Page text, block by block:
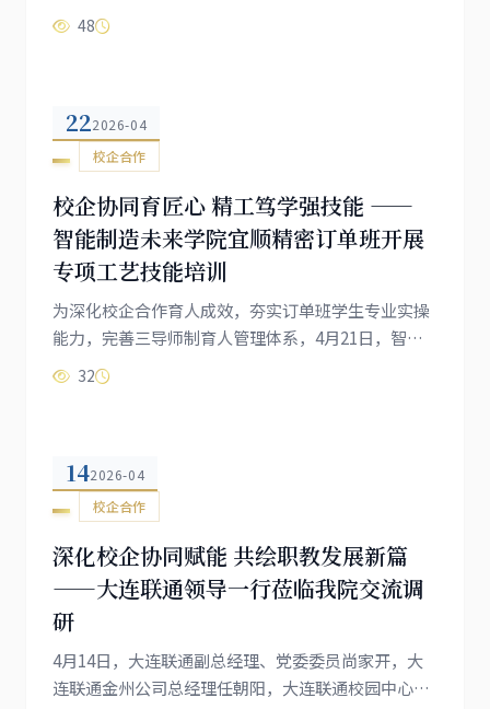
先战略，精准搭建校企供需对接桥梁，助力毕业生高
质量就业。4月22日，恒力重工集团宣讲招聘会在我
老师主持，智能制造未来学院机械、电气类专业300
余名学子齐聚现场，氛围热烈，为校企协同育人、精
准输才筑牢了坚实根基。4月21日，...
48
222026-04
校企合作
校企协同育匠心 精工笃学强技能 ——
智能制造未来学院宜顺精密订单班开展
专项工艺技能培训
为深化校企合作育人成效，夯实订单班学生专业实操
能力，完善三导师制育人管理体系，4月21日，智能
制造未来学院特邀大连宜顺精密制造股份有限公司资
深工程师李恩来走进课堂，为订单班学子开展精密制
聘任其加入订单班育人团队，进一步强化校企师资协
同，夯实人才培养支撑。智能制造未来学院教学主任
杨杉与实践教学主任乔文澍莅临培...
32
142026-04
校企合作
深化校企协同赋能 共绘职教发展新篇
——大连联通领导一行莅临我院交流调
研
4月14日，大连联通副总经理、党委委员尚家开，大
连联通金州公司总经理任朝阳，大连联通校园中心总